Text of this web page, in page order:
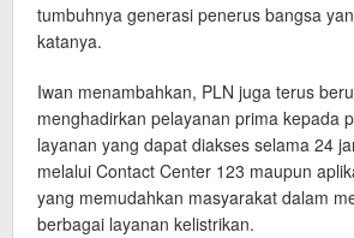
tumbuhnya generasi penerus bangsa
katanya.
Iwan menambahkan, PLN juga terus
menghadirkan pelayanan prima kepada
layanan yang dapat diakses selama 24
melalui Contact Center 123 maupun
yang memudahkan masyarakat dalam
berbagai layanan kelistrikan.